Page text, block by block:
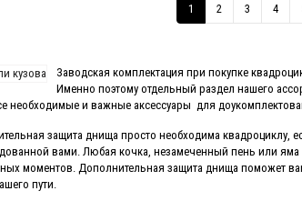
1 2 3 4
Заводская комплектация при покупке
Именно поэтому отдельный раздел нашего
необходимые и важные аксессуары для
защита днища просто необходима квадроциклу,
вами. Любая кочка, незамеченный пень или яма
моментов. Дополнительная защита днища поможет
пути.